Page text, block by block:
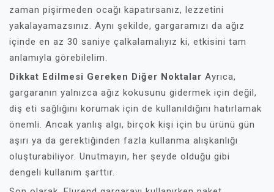
zaman pişirmeden ocağı kapatırsanız, lezzetini
yakalayamazsınız. Aynı şekilde, gargaramızı da ağız
içinde en az 30 saniye çalkalamalıyız ki, etkisini tam
anlamıyla görebilelim.
Dikkat Edilmesi Gereken Diğer Noktalar Ayrıca,
gargaranın yalnızca ağız kokusunu gidermek için değil,
diş eti sağlığını korumak için de kullanıldığını hatırlamak
önemli. Ancak yanlış algı, birçok kişi için bu ürünü gün
aşırı ya da gerektiğinden fazla kullanma alışkanlığı
oluşturabiliyor. Unutmayın, her şeyde olduğu gibi
dengeli kullanım şarttır.